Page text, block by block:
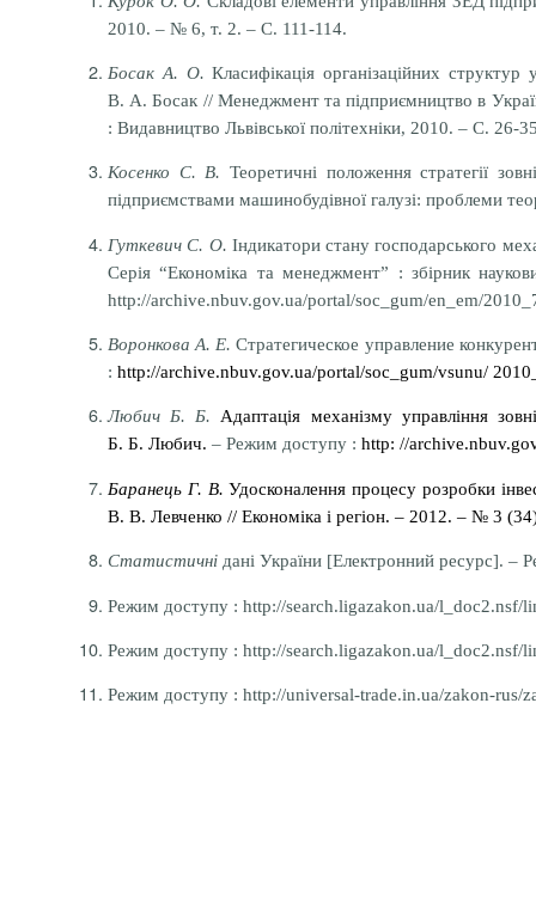
2010. – № 6, т. 2. – С. 111-114.
Босак А. О. Класифікація організаційних
В. А. Босак // Менеджмент та підприємництво в
: Видавництво Львівської політехніки, 2010. – С. 26-
Косенко С. В. Теоретичні положення стратегії
підприємствами машинобудівної галузі: проблеми
Гуткевич С. О. Індикатори стану господарського
Серія “Економіка та менеджмент” : збірник
http://archive.nbuv.gov.ua/portal/soc_gum/en_em/
Воронкова А. Е. Стратегическое управление
: http://archive.nbuv.gov.ua/portal/soc_gum/vsunu/
Любич Б. Б. Адаптація механізму управління
Б. Б. Любич. – Режим доступу : http: //
Баранець Г. В.Удосконалення процесу розробки
В. В. Левченко // Економіка і регіон. – 2012. – № 3
Статистичні дані України [Електронний ресурс]. –
Режим доступу : http://search.ligazakon.ua/l_doc2.nsf/
Режим доступу : http://search.ligazakon.ua/l_doc2.nsf/
Режим доступу : http://universal-trade.in.ua/zakon-rus/